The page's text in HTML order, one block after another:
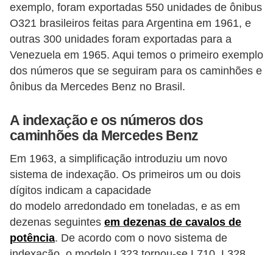
exemplo, foram exportadas 550 unidades de ônibus
O321 brasileiros feitas para Argentina em 1961, e
outras 300 unidades foram exportadas para a
Venezuela em 1965. Aqui temos o primeiro exemplo
dos números que se seguiram para os caminhões e
ônibus da Mercedes Benz no Brasil.
A indexação e os números dos
caminhões da Mercedes Benz
Em 1963, a simplificação introduziu um novo
sistema de indexação. Os primeiros um ou dois
dígitos indicam a capacidade
do modelo arredondado em toneladas, e as em
dezenas seguintes em dezenas de cavalos de
potência. De acordo com o novo sistema de
f
f
r
o
a
C
o
m
p
r
a
r